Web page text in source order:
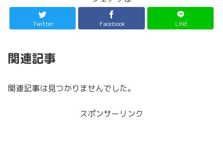
Twitter Facebook LINE
関連記事
関連記事は見つかりませんでした。
スポンサーリンク